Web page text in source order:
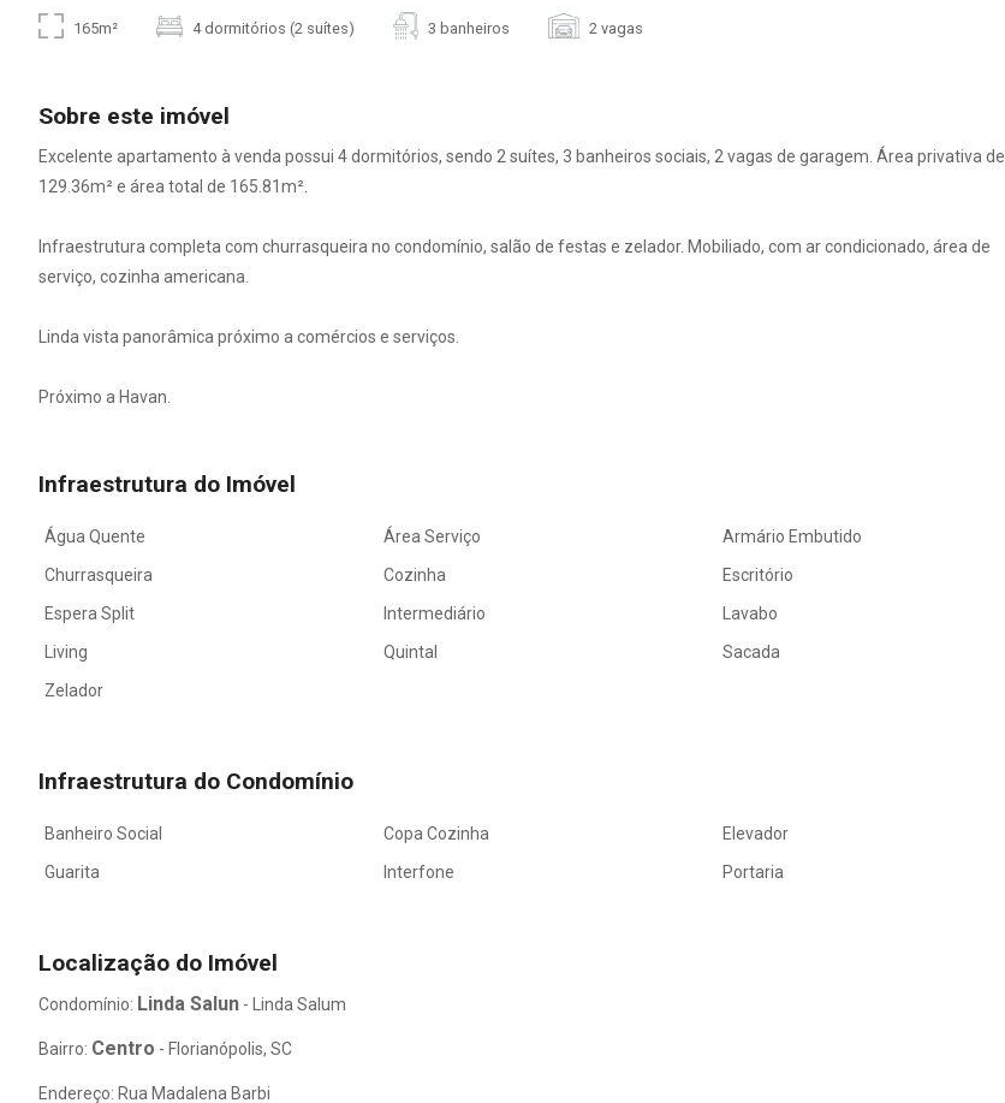
165m² 4 dormitórios (2 suítes) 3 banheiros 2 vagas
Sobre este imóvel
Excelente apartamento à venda possui 4 dormitórios, sendo 2 suítes, 3 banheiros sociais, 2 vagas de garagem. Área privativa de
129.36m² e área total de 165.81m².
Infraestrutura completa com churrasqueira no condomínio, salão de festas e zelador. Mobiliado, com ar condicionado, área de
serviço, cozinha americana.
Linda vista panorâmica próximo a comércios e serviços.
Próximo a Havan.
Infraestrutura do Imóvel
Água Quente Área Serviço
Armário Embutido
Churrasqueira
Cozinha
Escritório
Espera Split
Intermediário
Lavabo
Living
Quintal
Sacada
Zelador
Infraestrutura do Condomínio
Banheiro Social Copa Cozinha
Elevador
Guarita
Interfone Portaria
Localização do Imóvel
Condomínio: Linda Salun - Linda Salum
Bairro: Centro - Florianópolis, SC
Endereço: Rua Madalena Barbi